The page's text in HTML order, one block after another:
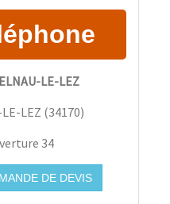
LE-LEZ
LEZ (34170)
34
DE DEVIS